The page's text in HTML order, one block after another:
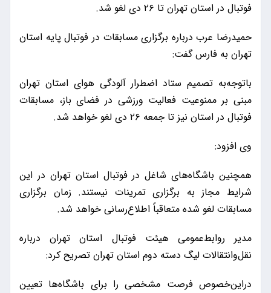
فوتبال در استان تهران تا ۲۶ دی لغو شد.
حمیدرضا عرب درباره برگزاری مسابقات در فوتبال پایه استان
تهران به فارس گفت:
باتوجه‌به تصمیم ستاد اضطرار آلودگی هوای استان تهران
مبنی بر ممنوعیت فعالیت ورزشی در فضای باز، مسابقات
فوتبال در استان نیز تا جمعه ۲۶ دی لغو خواهد شد.
وی افزود:
همچنین باشگاه‌های شاغل در فوتبال استان تهران در این
شرایط مجاز به برگزاری تمرینات نیستند. زمان برگزاری
مسابقات لغو شده متعاقباً اطلاع‌رسانی خواهد شد.
مدیر روابط‌عمومی هیئت فوتبال استان تهران درباره
نقل‌وانتقالات لیگ دسته دوم استان تهران تصریح کرد:
دراین‌خصوص فرصت مشخصی را برای باشگاه‌ها تعیین